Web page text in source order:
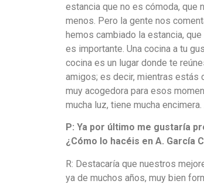
estancia que no es cómoda, que
menos. Pero la gente nos
hemos cambiado la estancia,
es importante. Una cocina a tu
cocina es un lugar donde te
amigos; es decir, mientras estás
muy acogedora para esos
mucha luz, tiene mucha
P: Ya por último me gustaría
¿Cómo lo hacéis en A. García
R: Destacaría que nuestros
ya de muchos años, muy bien